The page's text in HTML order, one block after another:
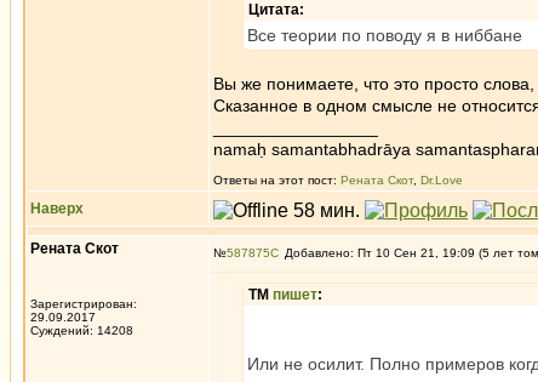
Цитата:
Все теории по поводу я в ниббане
Вы же понимаете, что это просто
Сказанное в одном смысле не
namaḥ samantabhadrāya
Ответы на этот пост: Рената Скот, Dr.Love
Наверх
Рената Скот
Зарегистрирован:
29.09.2017
Суждений: 14208
№587875 Добавлено: Пт 10 Сен 21, 19:09 (5 лет
ТМ пишет:
Или не осилит. Полно примеров